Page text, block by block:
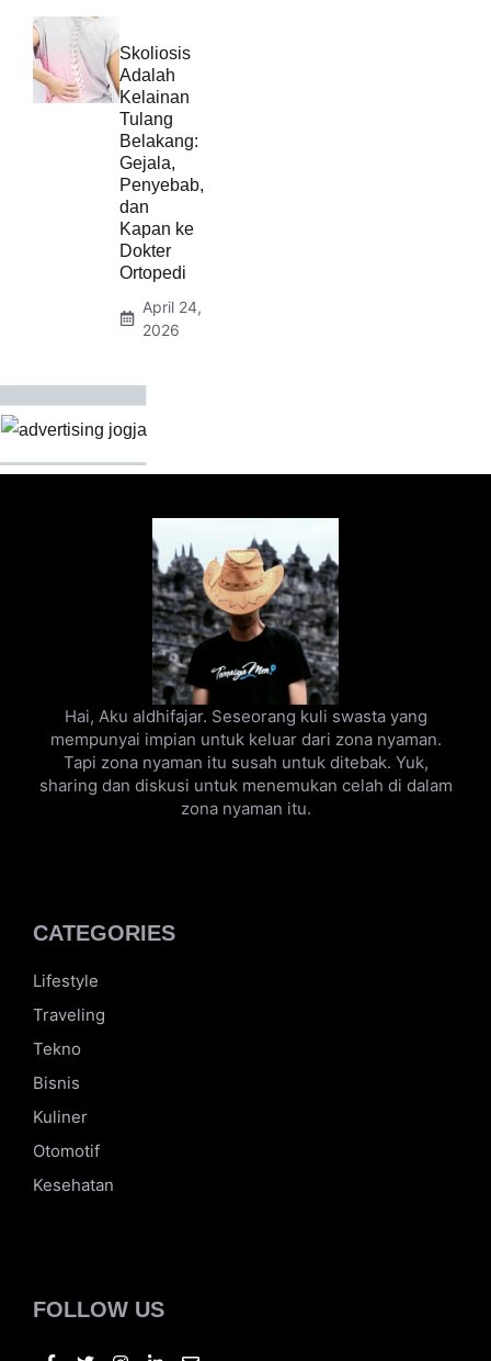
Skoliosis
Adalah
Kelainan
Tulang
Belakang:
Gejala,
Penyebab,
dan
Kapan ke
Dokter
Ortopedi
April 24,
2026
Hai, Aku aldhifajar. Seseorang kuli swasta yang
Tapi zona nyaman itu susah untuk ditebak. Yuk,
CATEGORIES
Lifestyle